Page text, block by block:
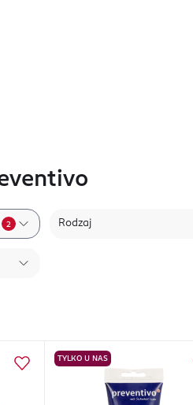
2 Rodzaj
TYLKO U NAS